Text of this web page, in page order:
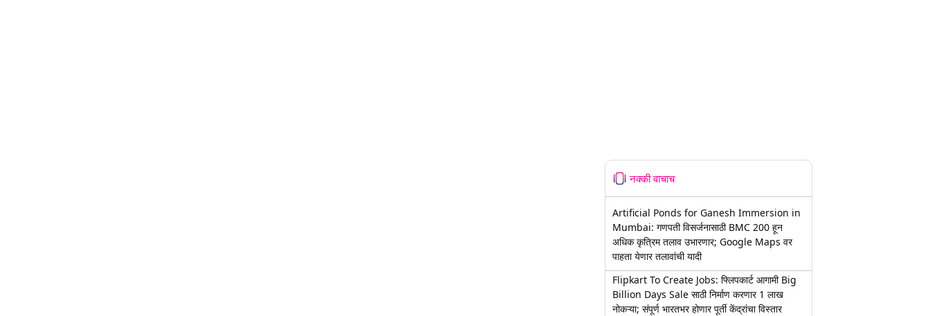
नक्की वाचाच
Artificial Ponds for Ganesh Immersion in
Mumbai: गणपती विसर्जनासाठी BMC 200 हून
अधिक कृत्रिम तलाव उभारणार; Google Maps वर
पाहता येणार तलावांची यादी
Flipkart To Create Jobs: फ्लिपकार्ट आगामी Big
Billion Days Sale साठी निर्माण करणार 1 लाख
नोकऱ्या; संपूर्ण भारतभर होणार पूर्ती केंद्रांचा विस्तार